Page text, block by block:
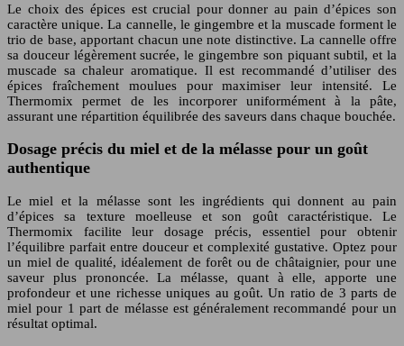
Le choix des épices est crucial pour donner au pain d’épices son
caractère unique. La cannelle, le gingembre et la muscade forment le
trio de base, apportant chacun une note distinctive. La cannelle offre
sa douceur légèrement sucrée, le gingembre son piquant subtil, et la
muscade sa chaleur aromatique. Il est recommandé d’utiliser des
épices fraîchement moulues pour maximiser leur intensité. Le
Thermomix permet de les incorporer uniformément à la pâte,
assurant une répartition équilibrée des saveurs dans chaque bouchée.
Dosage précis du miel et de la mélasse pour un goût
authentique
Le miel et la mélasse sont les ingrédients qui donnent au pain
d’épices sa texture moelleuse et son goût caractéristique. Le
Thermomix facilite leur dosage précis, essentiel pour obtenir
l’équilibre parfait entre douceur et complexité gustative. Optez pour
un miel de qualité, idéalement de forêt ou de châtaignier, pour une
saveur plus prononcée. La mélasse, quant à elle, apporte une
profondeur et une richesse uniques au goût. Un ratio de 3 parts de
miel pour 1 part de mélasse est généralement recommandé pour un
résultat optimal.